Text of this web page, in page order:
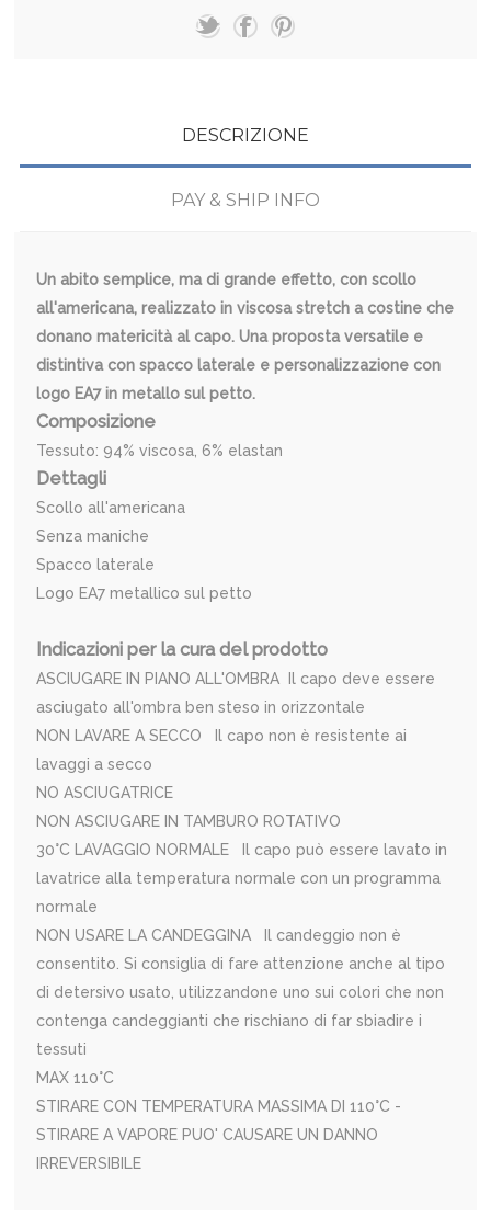
DESCRIZIONE
PAY & SHIP INFO
Un abito semplice, ma di grande effetto, con scollo
all'americana, realizzato in viscosa stretch a costine che
donano matericità al capo. Una proposta versatile e
distintiva con spacco laterale e personalizzazione con
logo EA7 in metallo sul petto.
Composizione
Tessuto: 94% viscosa, 6% elastan
Dettagli
Scollo all'americana
Senza maniche
Spacco laterale
Logo EA7 metallico sul petto
Indicazioni per la cura del prodotto
ASCIUGARE IN PIANO ALL'OMBRA Il capo deve essere
asciugato all'ombra ben steso in orizzontale
NON LAVARE A SECCO Il capo non è resistente ai
lavaggi a secco
NO ASCIUGATRICE
NON ASCIUGARE IN TAMBURO ROTATIVO
30°C LAVAGGIO NORMALE Il capo può essere lavato in
lavatrice alla temperatura normale con un programma
normale
NON USARE LA CANDEGGINA Il candeggio non è
consentito. Si consiglia di fare attenzione anche al tipo
di detersivo usato, utilizzandone uno sui colori che non
contenga candeggianti che rischiano di far sbiadire i
tessuti
MAX 110°C
STIRARE CON TEMPERATURA MASSIMA DI 110°C -
STIRARE A VAPORE PUO' CAUSARE UN DANNO
IRREVERSIBILE